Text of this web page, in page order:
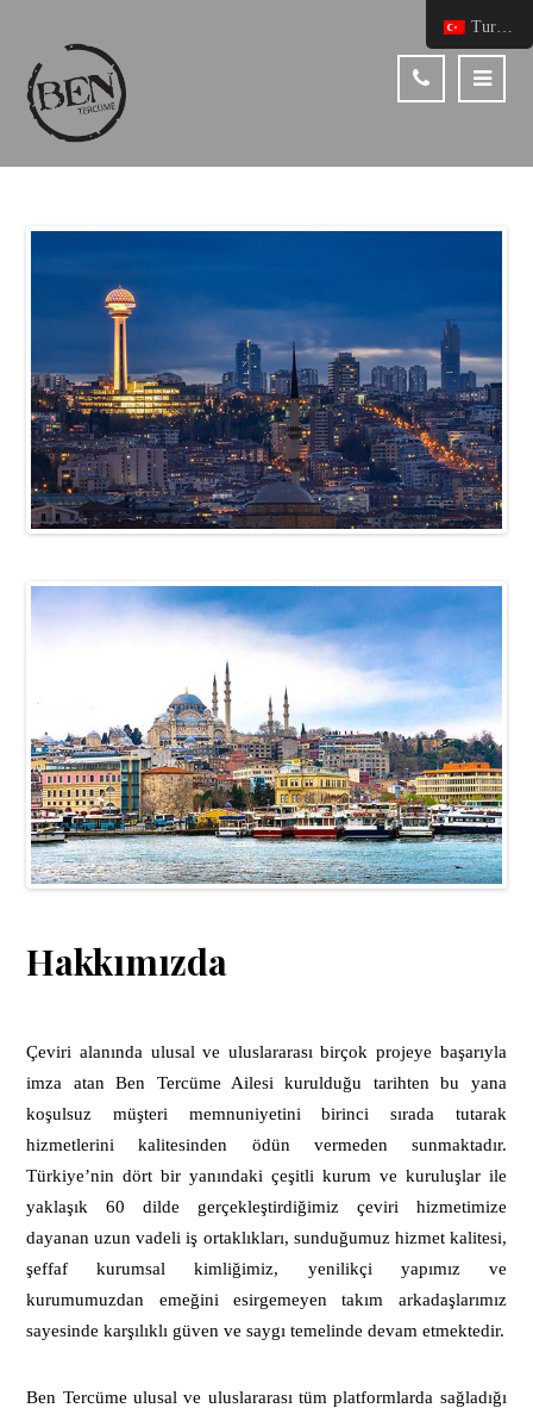
Hakkımızda
Çeviri alanında ulusal ve uluslararası birçok projeye başarıyla
imza atan Ben Tercüme Ailesi kurulduğu tarihten bu yana
koşulsuz müşteri memnuniyetini birinci sırada tutarak
hizmetlerini kalitesinden ödün vermeden sunmaktadır.
Türkiye’nin dört bir yanındaki çeşitli kurum ve kuruluşlar ile
yaklaşık 60 dilde gerçekleştirdiğimiz çeviri hizmetimize
dayanan uzun vadeli iş ortaklıkları, sunduğumuz hizmet kalitesi,
şeffaf kurumsal kimliğimiz, yenilikçi yapımız ve
kurumumuzdan emeğini esirgemeyen takım arkadaşlarımız
sayesinde karşılıklı güven ve saygı temelinde devam etmektedir.
Ben Tercüme ulusal ve uluslararası tüm platformlarda sağladığı
Turkish